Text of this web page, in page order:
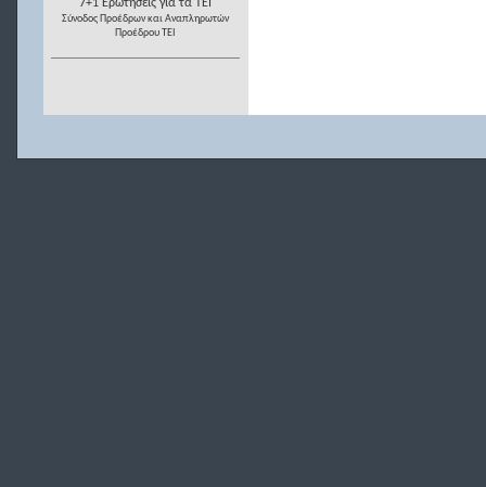
7+1 Ερωτήσεις για τα ΤΕΙ
Σύνοδος Προέδρων και Αναπληρωτών
Προέδρου ΤΕΙ